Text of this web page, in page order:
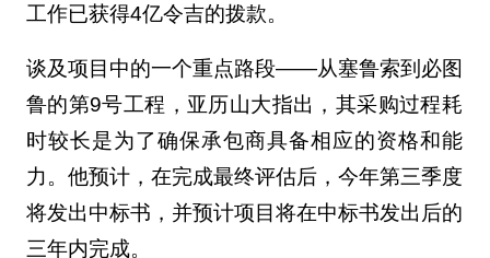
工作已获得4亿令吉的拨款。
谈及项目中的一个重点路段——从塞鲁索到必图
鲁的第9号工程，亚历山大指出，其采购过程耗
时较长是为了确保承包商具备相应的资格和能
力。他预计，在完成最终评估后，今年第三季度
将发出中标书，并预计项目将在中标书发出后的
三年内完成。